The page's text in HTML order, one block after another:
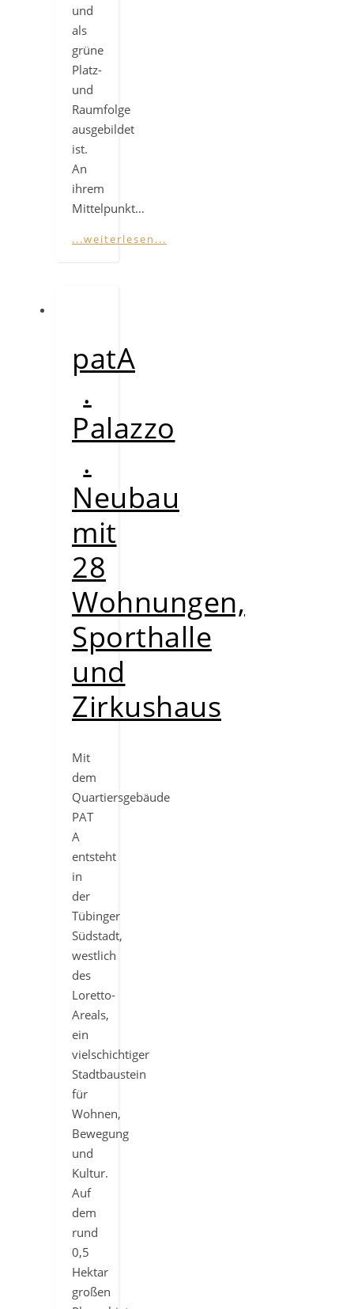
und
als
grüne
Platz-
und
Raumfolge
ausgebildet
ist.
An
ihrem
Mittelpunkt…
...weiterlesen...
patA
.
Palazzo
.
Neubau
mit
28
Wohnungen,
Sporthalle
und
Zirkushaus
Mit
dem
Quartiersgebäude
PAT
A
entsteht
in
der
Tübinger
Südstadt,
westlich
des
Loretto-
Areals,
ein
vielschichtiger
Stadtbaustein
für
Wohnen,
Bewegung
und
Kultur.
Auf
dem
rund
0,5
Hektar
großen